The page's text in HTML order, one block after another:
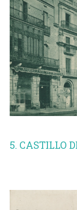
5. CASTILLO